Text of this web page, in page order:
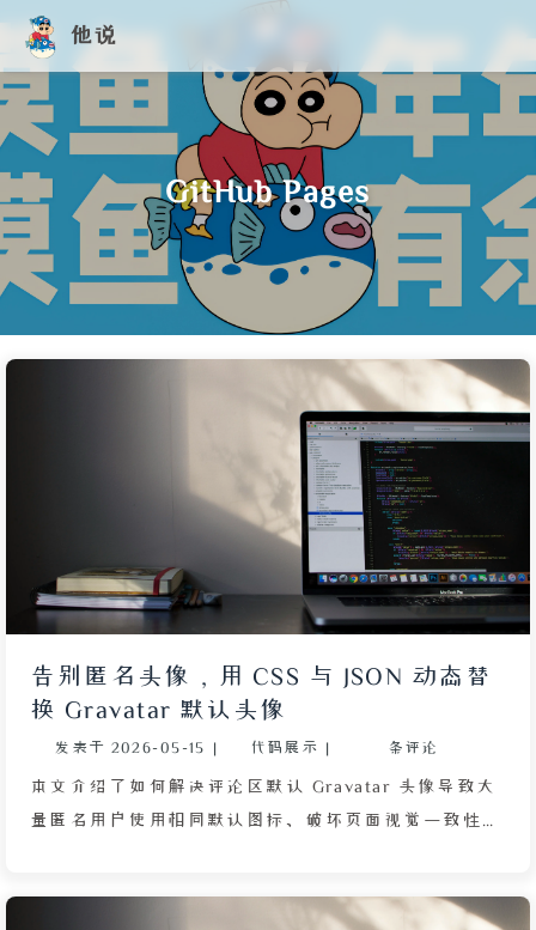
他说
GitHub Pages
告别匿名头像，用 CSS 与 JSON 动态替
换 Gravatar 默认头像
发表于 2026-05-15 | 代码展示 | 条评论
本文介绍了如何解决评论区默认 Gravatar 头像导致大
量匿名用户使用相同默认图标、破坏页面视觉一致性的
景的默认头像。最初的方案是利用 CSS 的 img[src=""]